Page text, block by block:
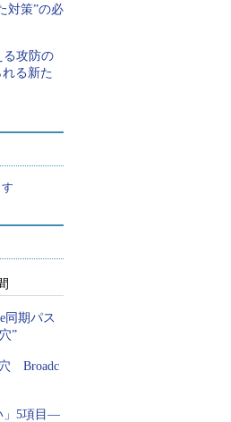
対策”の必
る攻防の
る新た
期パス
”
穴 Broadc
」5項目―